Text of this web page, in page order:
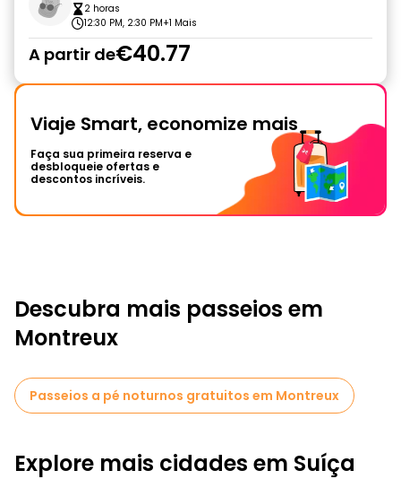
2 horas
12:30 PM, 2:30 PM+1 Mais
A partir de€40.77
Viaje Smart, economize mais
Faça sua primeira reserva e
desbloqueie ofertas e
descontos incríveis.
Descubra mais passeios em
Montreux
Passeios a pé noturnos gratuitos em Montreux
Explore mais cidades em Suíça